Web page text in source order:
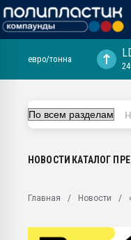
29.07.2026 ФРП помог
Вакуум-формовочные машины:
евро/тонна
НОВОСТИ КАТАЛОГ
Главная Новости